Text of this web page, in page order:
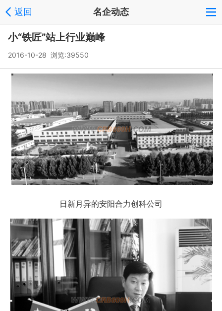
返回 名企动态
小“铁匠”站上行业巅峰
2016-10-28 浏览:39550
日新月异的安阳合力创科公司